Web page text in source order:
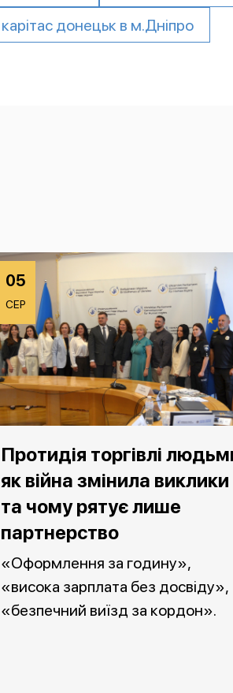
карітас донецьк в м.Дніпро
05
СЕР
Протидія торгівлі
як війна змінила виклики
та чому рятує лише
партнерство
«Оформлення за годину»,
«висока зарплата без досвіду»,
«безпечний виїзд за кордон».